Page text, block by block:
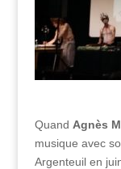
Quand Agnès
musique avec
Argenteuil en